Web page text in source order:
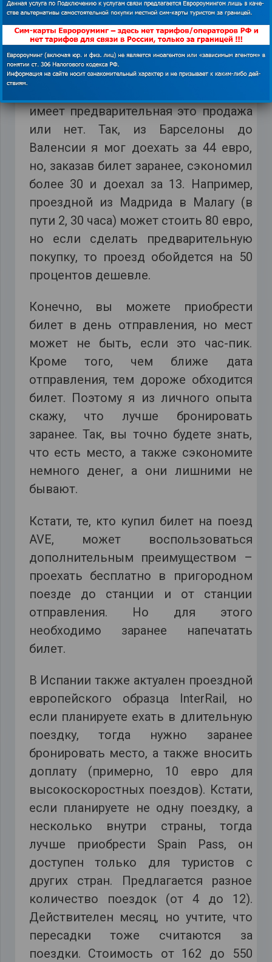
Поэтому выгоднее в этом случае
отправляться на медленном Talgo.
Это все равно быстрее и дешевле,
чем на автобусе.
имеет предварительная это продажа
или нет. Так, из Барселоны до
Валенсии я мог доехать за 44 евро,
но, заказав билет заранее, сэкономил
более 30 и доехал за 13. Например,
проездной из Мадрида в Малагу (в
пути 2, 30 часа) может стоить 80 евро,
но если сделать предварительную
покупку, то проезд обойдется на 50
процентов дешевле.
Конечно, вы можете приобрести
билет в день отправления, но мест
может не быть, если это час-пик.
Кроме того, чем ближе дата
отправления, тем дороже обходится
билет. Поэтому я из личного опыта
скажу, что лучше бронировать
заранее. Так, вы точно будете знать,
что есть место, а также сэкономите
немного денег, а они лишними не
бывают.
Кстати, те, кто купил билет на поезд
AVE, может воспользоваться
дополнительным преимуществом –
проехать бесплатно в пригородном
поезде до станции и от станции
отправления. Но для этого
необходимо заранее напечатать
билет.
В Испании также актуален проездной
европейского образца InterRail, но
если планируете ехать в длительную
поездку, тогда нужно заранее
бронировать место, а также вносить
доплату (примерно, 10 евро для
высокоскоростных поездов). Кстати,
если планируете не одну поездку, а
несколько внутри страны, тогда
лучше приобрести Spain Pass, он
доступен только для туристов с
других стран. Предлагается разное
количество поездок (от 4 до 12).
Действителен месяц, но учтите, что
пересадки тоже считаются за
поездки. Стоимость от 162 до 550